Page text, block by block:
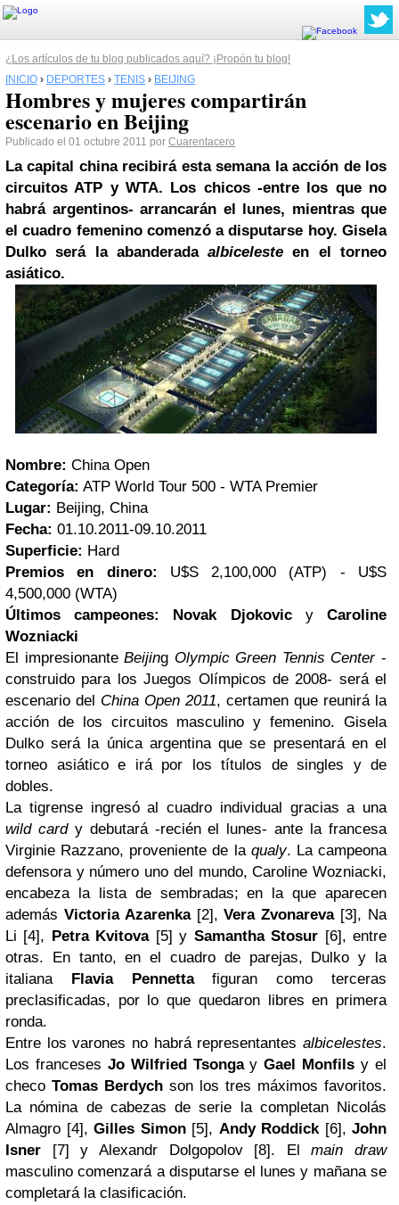
¿Los artículos de tu blog publicados aquí? ¡Propón tu blog!
INICIO › DEPORTES › TENIS › BEIJING
Hombres y mujeres compartirán
escenario en Beijing
Publicado el 01 octubre 2011 por Cuarentacero
La capital china recibirá esta semana la acción de los
circuitos ATP y WTA. Los chicos -entre los que no
habrá argentinos- arrancarán el lunes, mientras que
el cuadro femenino comenzó a disputarse hoy. Gisela
Dulko será la abanderadaalbiceleste en el torneo
asiático.
Nombre: China Open
Categoría: ATP World Tour 500 - WTA Premier
Lugar: Beijing, China
Fecha: 01.10.2011-09.10.2011
Superficie: Hard
Premios en dinero: U$S 2,100,000 (ATP) - U$S
4,500,000 (WTA)
Últimos campeones: Novak DjokovicyCaroline
Wozniacki
El impresionanteBeijing Olympic Green Tennis Center-
construido para los Juegos Olímpicos de 2008- será el
escenario del China Open 2011, certamen que reunirá la
acción de los circuitos masculino y femenino. Gisela
Dulko será la única argentina que se presentará en el
torneo asiático e irá por los títulos de singles y de
dobles.
La tigrense ingresó al cuadro individual gracias a una
wild cardy debutará -recién el lunes- ante la francesa
Virginie Razzano, proveniente de la qualy. La campeona
defensora y número uno del mundo, Caroline Wozniacki,
encabeza la lista de sembradas; en la que aparecen
además Victoria Azarenka[2],Vera Zvonareva[3], Na
Li [4], Petra Kvitova[5] y Samantha Stosur [6], entre
otras. En tanto, en el cuadro de parejas, Dulko y la
italiana Flavia Pennettafiguran como terceras
preclasificadas, por lo que quedaron libres en primera
ronda.
Entre los varones no habrá representantes albicelestes.
Los franceses Jo Wilfried TsongayGael Monfils y el
checo Tomas Berdych son los tres máximos favoritos.
La nómina de cabezas de serie la completan Nicolás
Almagro [4], Gilles Simon[5], Andy Roddick[6], John
Isner [7] y Alexandr Dolgopolov [8]. Elmain draw
masculino comenzará a disputarse el lunes y mañana se
completará la clasificación.